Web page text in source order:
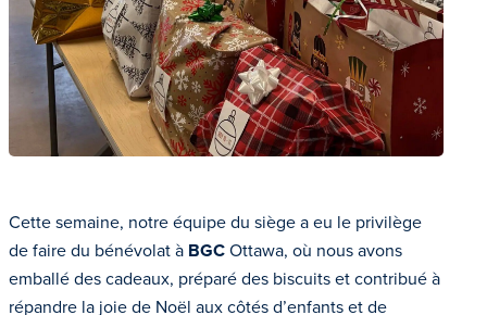
Cette semaine, notre équipe du siège a eu le privilège
de faire du bénévolat à BGCOttawa, où nous avons
emballé des cadeaux, préparé des biscuits et contribué à
répandre la joie de Noël aux côtés d’enfants et de